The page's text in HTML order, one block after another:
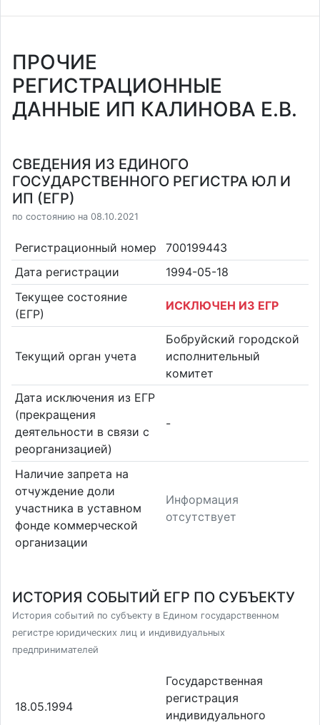
ПРОЧИЕ
РЕГИСТРАЦИОННЫЕ
ДАННЫЕ ИП КАЛИНОВА Е.В.
СВЕДЕНИЯ ИЗ ЕДИНОГО
ГОСУДАРСТВЕННОГО РЕГИСТРА ЮЛ И
ИП (ЕГР)
по состоянию на 08.10.2021
Регистрационный номер
700199443
Дата регистрации
1994-05-18
Текущее состояние
(ЕГР)
ИСКЛЮЧЕН ИЗ ЕГР
Текущий орган учета
Бобруйский городской
исполнительный
комитет
Дата исключения из ЕГР
(прекращения
деятельности в связи с
реорганизацией)
-
Наличие запрета на
отчуждение доли
участника в уставном
фонде коммерческой
организации
Информация
отсутствует
ИСТОРИЯ СОБЫТИЙ ЕГР ПО СУБЪЕКТУ
История событий по субъекту в Едином государственном
регистре юридических лиц и индивидуальных
предпринимателей
18.05.1994
Государственная
регистрация
индивидуального